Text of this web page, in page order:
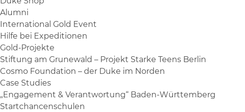
Alumni
International Gold Event
Hilfe bei Expeditionen
Gold-Projekte
Stiftung am Grunewald – Projekt Starke Teens Berlin
Cosmo Foundation – der Duke im Norden
Case Studies
„Engagement & Verantwortung“ Baden-Württemberg
Startchancenschulen